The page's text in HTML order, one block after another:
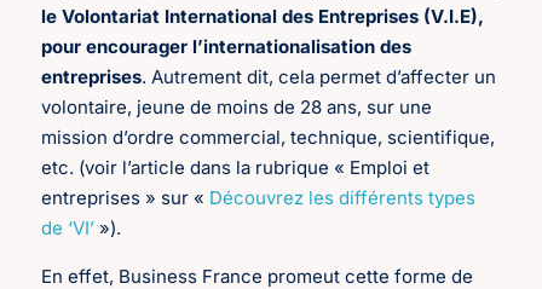
le Volontariat International des Entreprises (V.I.E),
pour encourager l’internationalisation des
entreprises. Autrement dit, cela permet d’affecter un
volontaire, jeune de moins de 28 ans, sur une
mission d’ordre commercial, technique, scientifique,
etc. (voir l’article dans la rubrique « Emploi et
entreprises » sur « Découvrez les différents types
de ‘VI’»).
En effet, Business France promeut cette forme de